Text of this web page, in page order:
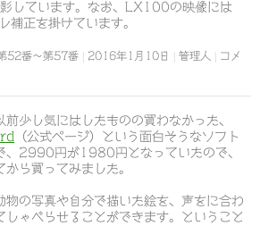
しています。なお、LX100の映像には
正を掛けています。
52番～第57番 2016年1月10日 管理人
コメ
少し気にはしたものの買わなかった、
（公式ページ）という面白そうなソフト
、2990円が1980円となっていたので、
ら買ってみました。
物の写真や自分で描いた絵を、声をに合わ
しゃべらせることができます。ということ